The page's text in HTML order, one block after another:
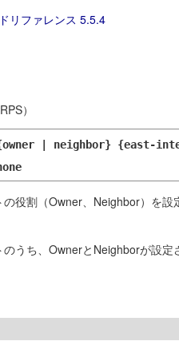
リファレンス 5.5.4
）
| neighbor} {east-
役割（Owner、Neighbor）を設
うち、OwnerとNeighborが設